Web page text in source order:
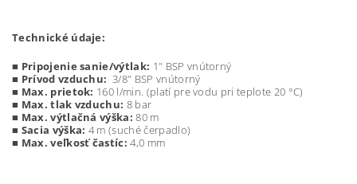
Technické údaje:
■ Pripojenie sanie/výtlak: 1" BSP vnútorný
■ Prívod vzduchu:3/8" BSP vnútorný
■ Max. prietok: 160 l/min. (platí pre vodu pri teplote 20 °C)
■ Max. tlak vzduchu: 8 bar
■ Max. výtlačná výška:80 m
■ Sacia výška: 4 m (suché čerpadlo)
■ Max. veľkosť častíc:4,0 mm